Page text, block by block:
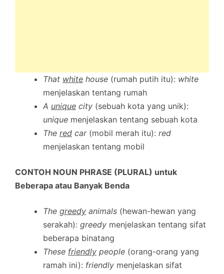
That white house (rumah putih itu): white
menjelaskan tentang rumah
A unique city (sebuah kota yang unik):
unique menjelaskan tentang sebuah kota
The red car(mobil merah itu): red
menjelaskan tentang mobil
CONTOH NOUN PHRASE (PLURAL) untuk
Beberapa atau Banyak Benda
The greedy animals (hewan-hewan yang
serakah): greedy menjelaskan tentang sifat
beberapa binatang
These friendly people (orang-orang yang
ramah ini): friendly menjelaskan sifat